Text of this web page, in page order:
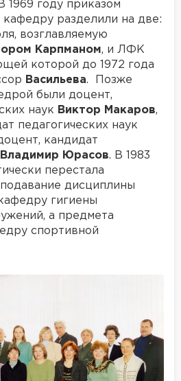
1969 году приказом
кафедру разделили на две:
возглавляемую
Карпманом, и ЛФК
которой до 1972 года
Васильева. Позже
были доцент,
наук Виктор Макаров,
педагогических наук
кандидат
Владимир Юрасов. В 1983
перестала
дисциплины
гигиены
а предмета
спортивной